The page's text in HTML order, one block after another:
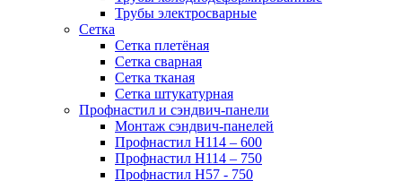
Трубы электросварные
Сетка
Сетка плетёная
Сетка сварная
Сетка тканая
Сетка штукатурная
Профнастил и сэндвич-панели
Монтаж сэндвич-панелей
Профнастил Н114 – 600
Профнастил Н114 – 750
Профнастил Н57 - 750